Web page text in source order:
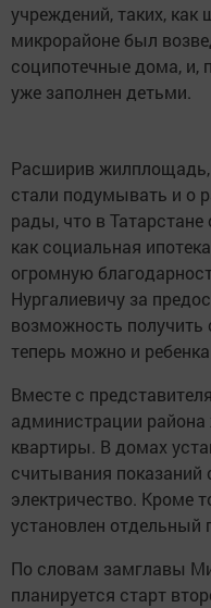
учреждений, таких, как
микрорайоне был
соципотечные дома, и,
уже заполнен детьми.
Расширив жилплощадь,
стали подумывать и о
рады, что в
как социальная
огромную
Нургалиевичу за
возможность получить
теперь можно и
Вместе с
администрации
квартиры. В домах
считывания показаний
электричество. Кроме
установлен отдельный
По словам замглавы
планируется старт